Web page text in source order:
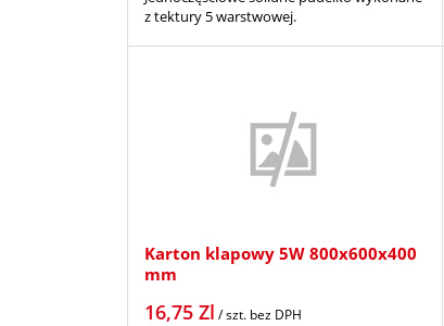
z tektury 5 warstwowej.
Karton klapowy 5W 800x600x400
mm
16,75Zl / szt. bez DPH